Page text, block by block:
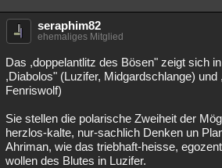
seraphim82
ehemaliges Mitglied
Das ,doppelantlitz des Bösen" zeigt sich
,Diabolos" (Luzifer, Midgardschlange)
Fenriswolf)
Sie stellen die polarische Zweiheit der
herzlos-kalte, nur-sachlich Denken un
Ahriman, wie das triebhaft-heisse,
wollen des Blutes in Luzifer.